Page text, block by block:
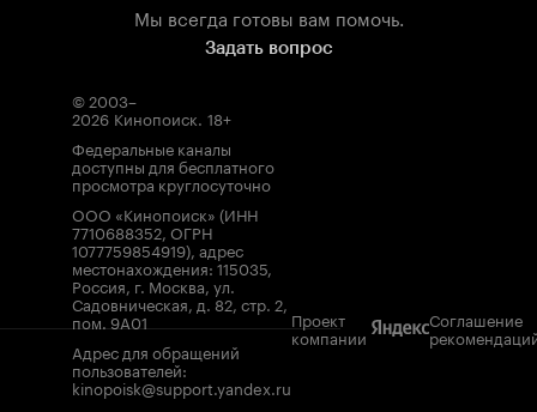
Мы всегда готовы вам помочь.
Задать вопрос
© 2003–
2026 Кинопоиск. 18+
Федеральные каналы
доступны для бесплатного
просмотра круглосуточно
ООО «Кинопоиск» (ИНН
7710688352, ОГРН
1077759854919), адрес
местонахождения: 115035,
Россия, г. Москва, ул.
Садовническая, д. 82, стр. 2,
пом. 9А01
Адрес для обращений
пользователей:
kinopoisk@support.yandex.ru
Проект
компании
Соглашение